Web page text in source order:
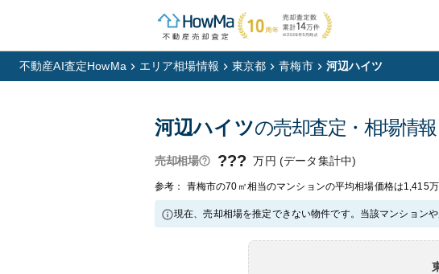
不動産AI査定HowMa エリア相場情報 東京都 青梅市 河辺ハイツ
河辺ハイツの売却査定・相場情報
売却相場 ??? 万円 (データ集計中)
参考： 青梅市の70㎡相当のマンションの平均相場価格は1,415
現在、売却相場を推定できない物件です。当該マンション